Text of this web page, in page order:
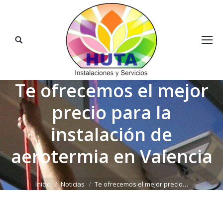
Buscar:
Te ofrecemos el mejor
precio para la
instalación de
aerotermia en Valencia
Estás aquí:
Inicio Noticias Te ofrecemos el mejor precio…